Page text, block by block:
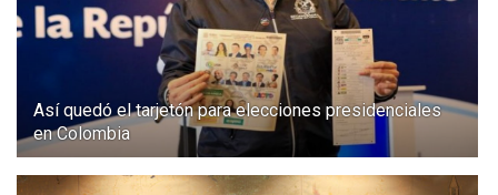
Así quedó el tarjetón para elecciones presidenciales
en Colombia